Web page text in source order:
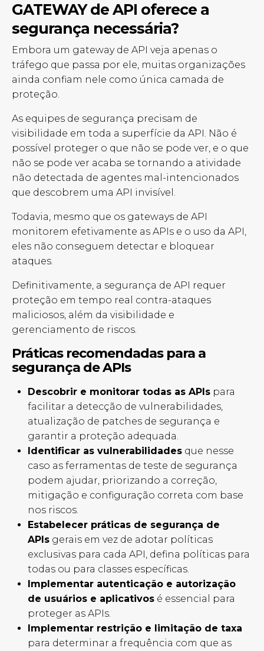
GATEWAY de API oferece a
segurança necessária?
Embora um gateway de API veja apenas o
tráfego que passa por ele, muitas organizações
ainda confiam nele como única camada de
proteção.
As equipes de segurança precisam de
visibilidade em toda a superfície da API. Não é
possível proteger o que não se pode ver, e o que
não se pode ver acaba se tornando a atividade
não detectada de agentes mal-intencionados
que descobrem uma API invisível.
Todavia, mesmo que os gateways de API
monitorem efetivamente as APIs e o uso da API,
eles não conseguem detectar e bloquear
ataques.
Definitivamente, a segurança de API requer
proteção em tempo real contra-ataques
maliciosos, além da visibilidade e
gerenciamento de riscos.
Práticas recomendadas para a
segurança de APIs
Descobrir e monitorar todas as APIs para
facilitar a detecção de vulnerabilidades,
atualização de patches de segurança e
garantir a proteção adequada.
Identificar as vulnerabilidades que nesse
caso as ferramentas de teste de segurança
podem ajudar, priorizando a correção,
mitigação e configuração correta com base
nos riscos.
Estabelecer práticas de segurança de
APIs gerais em vez de adotar políticas
exclusivas para cada API, defina políticas para
todas ou para classes específicas.
Implementar autenticação e autorização
de usuários e aplicativos é essencial para
proteger as APIs.
Implementar restrição e limitação de taxa
para determinar a frequência com que as